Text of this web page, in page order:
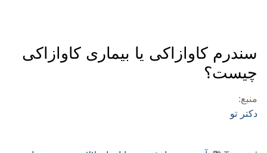
سندرم کاوازاکی یا بیماری کاوازاکی
چیست؟
منبع:
دکتر تو